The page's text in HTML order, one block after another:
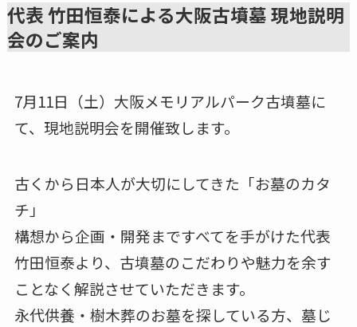
代表 竹田恒泰による大阪古墳墓 現地説明
会のご案内
7月11日（土）大阪メモリアルパーク古墳墓に
て、現地説明会を開催致します。
古くから日本人が大切にしてきた「お墓のカタ
チ」
構想から企画・開発まですべてを手がけた代表
竹田恒泰より、古墳墓のこだわりや魅力を余す
ことなく解説させていただきます。
永代供養・樹木葬のお墓を探している方、墓じ